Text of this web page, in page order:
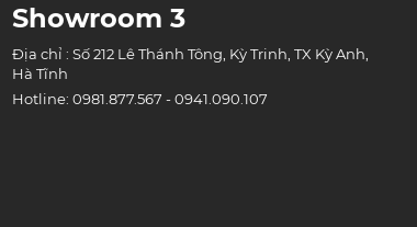
Showroom 3
Địa chỉ : Số 212 Lê Thánh Tông, Kỳ Trinh, TX Kỳ Anh,
Hà Tĩnh
Hotline: 0981.877.567 - 0941.090.107